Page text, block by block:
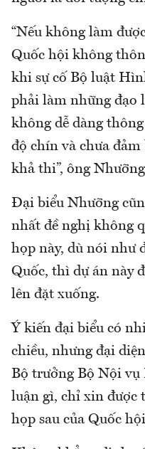
“Nếu không làm
Quốc hội không
khi sự cố Bộ luật
phải làm những đạo
không dễ dàng
độ chín và chưa
khả thi”, ông
Đại biểu Nhưỡng
nhất đề nghị không
họp này, dù nói như
Quốc, thì dự án này
lên đặt xuống.
Ý kiến đại biểu có
chiều, nhưng đại
Bộ trưởng Bộ Nội
luận gì, chỉ xin được
họp sau của Quốc